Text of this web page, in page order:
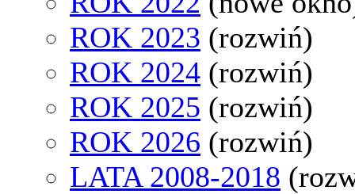
ROK 2023 (rozwiń)
ROK 2024 (rozwiń)
ROK 2025 (rozwiń)
ROK 2026 (rozwiń)
LATA 2008-2018